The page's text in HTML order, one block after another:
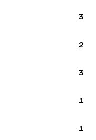
3
2
3
1
1